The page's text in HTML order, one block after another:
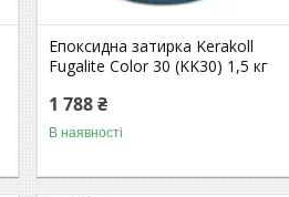
Епоксидна затирка Kerakoll
Fugalite Color 30 (KK30) 1,5 кг
1 788 ₴
В наявності